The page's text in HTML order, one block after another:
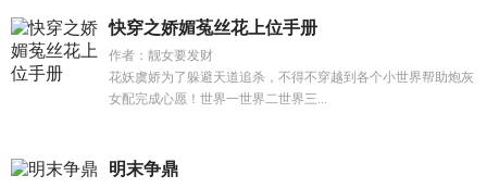
快穿之娇媚菟丝花上位手册
作者：靓女要发财
花妖虞娇为了躲避天道追杀，不得不穿越到各个小世界帮助炮灰
女配完成心愿！世界一世界二世界三...
明末争鼎